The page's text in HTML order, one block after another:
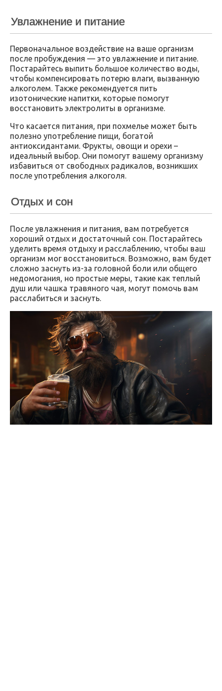
Увлажнение и питание
Первоначальное воздействие на ваше организм
после пробуждения — это увлажнение и питание.
Постарайтесь выпить большое количество воды,
чтобы компенсировать потерю влаги, вызванную
алкоголем. Также рекомендуется пить
изотонические напитки, которые помогут
восстановить электролиты в организме.
Что касается питания, при похмелье может быть
полезно употребление пищи, богатой
антиоксидантами. Фрукты, овощи и орехи –
идеальный выбор. Они помогут вашему организму
избавиться от свободных радикалов, возникших
после употребления алкоголя.
Отдых и сон
После увлажнения и питания, вам потребуется
хороший отдых и достаточный сон. Постарайтесь
уделить время отдыху и расслаблению, чтобы ваш
организм мог восстановиться. Возможно, вам будет
сложно заснуть из-за головной боли или общего
недомогания, но простые меры, такие как теплый
душ или чашка травяного чая, могут помочь вам
расслабиться и заснуть.